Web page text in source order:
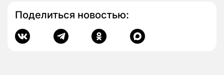
Поделиться новостью: